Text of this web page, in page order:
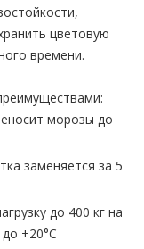
цветовую
времени.
морозы до
заменяется за 5
до 400 кг на
+20°С